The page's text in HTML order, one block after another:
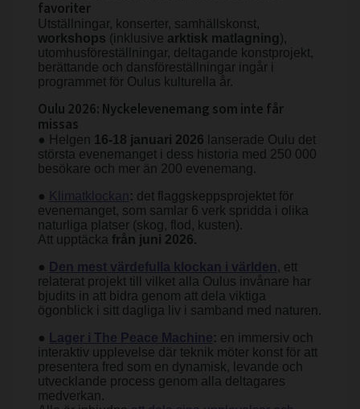
favoriter
Utställningar, konserter, samhällskonst,
workshops (inklusive arktisk matlagning),
utomhusföreställningar, deltagande konstprojekt,
berättande och dansföreställningar ingår i
programmet för Oulus kulturella år.
Oulu 2026: Nyckelevenemang som inte får
missas
● Helgen 16-18 januari 2026 lanserade Oulu det
största evenemanget i dess historia med 250 000
besökare och mer än 200 evenemang.
● Klimatklockan : det flaggskeppsprojektet för
evenemanget, som samlar 6 verk spridda i olika
naturliga platser (skog, flod, kusten).
Att upptäcka från juni 2026.
● Den mest värdefulla klockan i världen , ett
relaterat projekt till vilket alla Oulus invånare har
bjudits in att bidra genom att dela viktiga
ögonblick i sitt dagliga liv i samband med naturen.
●
Lager i The Peace Machine: en immersiv och
interaktiv upplevelse där teknik möter konst för att
presentera fred som en dynamisk, levande och
utvecklande process genom alla deltagares
medverkan.